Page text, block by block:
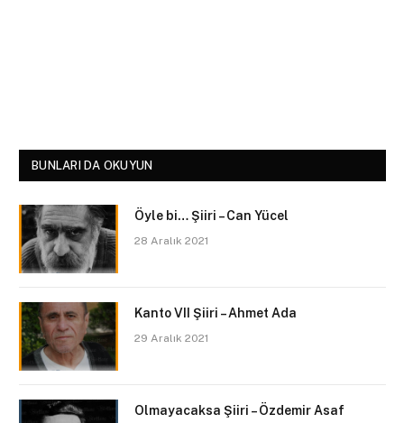
BUNLARI DA OKUYUN
Öyle bi… Şiiri – Can Yücel
28 Aralık 2021
Kanto VII Şiiri – Ahmet Ada
29 Aralık 2021
Olmayacaksa Şiiri – Özdemir Asaf